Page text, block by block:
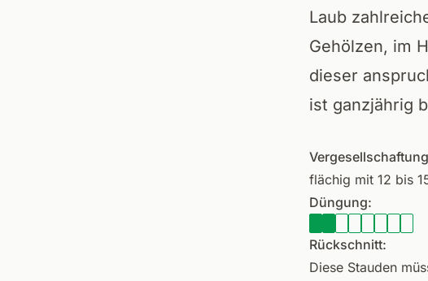
Laub
Gehölzen, im
dieser
ist ganzjährig
flächig mit 12 bis
Düngung:
Rückschnitt:
Diese Stauden